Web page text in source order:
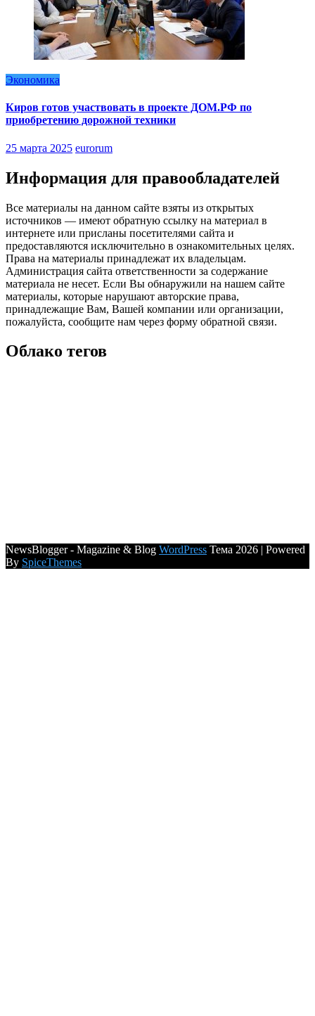
Экономика
Киров готов участвовать в проекте ДОМ.РФ по
приобретению дорожной техники
25 марта 2025 eurorum
Информация для правообладателей
Все материалы на данном сайте взяты из открытых
источников — имеют обратную ссылку на материал в
интернете или присланы посетителями сайта и
предоставляются исключительно в ознакомительных целях.
Права на материалы принадлежат их владельцам.
Администрация сайта ответственности за содержание
материала не несет. Если Вы обнаружили на нашем сайте
материалы, которые нарушают авторские права,
принадлежащие Вам, Вашей компании или организации,
пожалуйста, сообщите нам через форму обратной связи.
Облако тегов
NewsBlogger - Magazine & Blog WordPress Тема 2026 | Powered
By SpiceThemes